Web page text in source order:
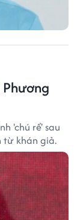
'chú rể' sau
từ khán giả.